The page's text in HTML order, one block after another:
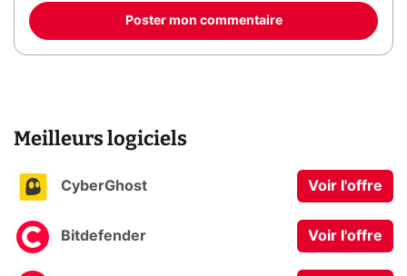
Poster mon commentaire
Meilleurs logiciels
CyberGhost Voir l'offre
Bitdefender Voir l'offre